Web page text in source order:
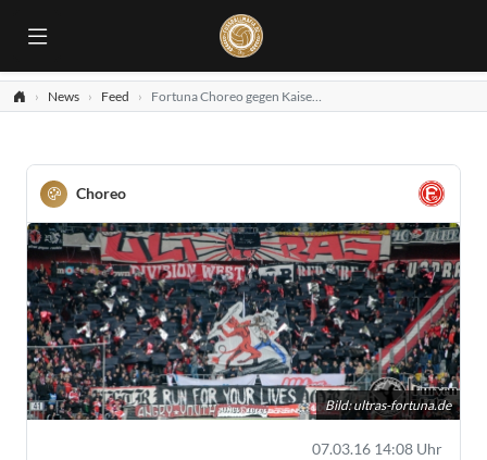
News Feed Fortuna Choreo gegen Kaiserslautern
Choreo
Bild:ultras-fortuna.de
07.03.16 14:08 Uhr